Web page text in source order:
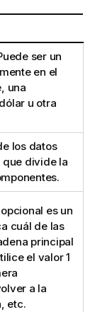
ser un
en el
una
u otra
los datos
que divide la
es un
cuál de las
principal
el valor 1
a la
etc.